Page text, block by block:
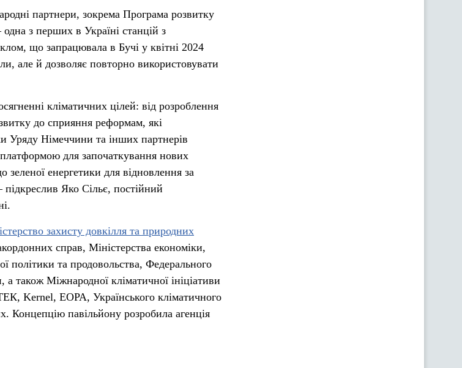
партнери, зокрема Програма розвитку
з перших в Україні станцій з
що запрацювала в Бучі у квітні 2024
але й дозволяє повторно використовувати
кліматичних цілей: від розроблення
до сприяння реформам, які
Уряду Німеччини та інших партнерів
для започаткування нових
зеленої енергетики для відновлення за
Яко Сільє, постійний
захисту довкілля та природних
справ, Міністерства економіки,
політики та продовольства, Федерального
а також Міжнародної кліматичної ініціативи
Kernel, EOPA, Українського кліматичного
Концепцію павільйону розробила агенція